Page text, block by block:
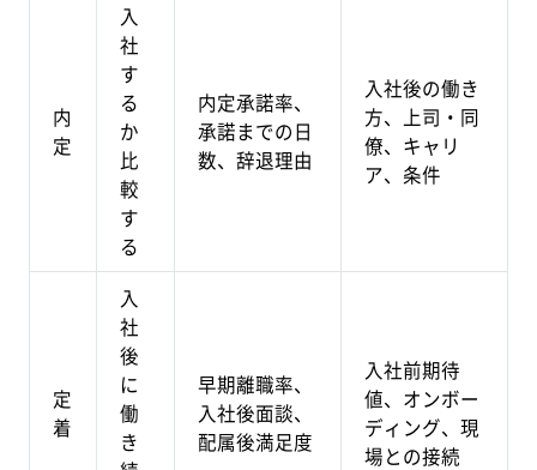
内
定
入
社
す
る
か
比
較
す
る
内定承諾率、
承諾までの日
数、辞退理由
入社後の働き
方、上司・同
僚、キャリ
ア、条件
定
着
入
社
後
に
働
き
早期離職率、
入社後面談、
配属後満足度
入社前期待
値、オンボー
ディング、現
場との接続